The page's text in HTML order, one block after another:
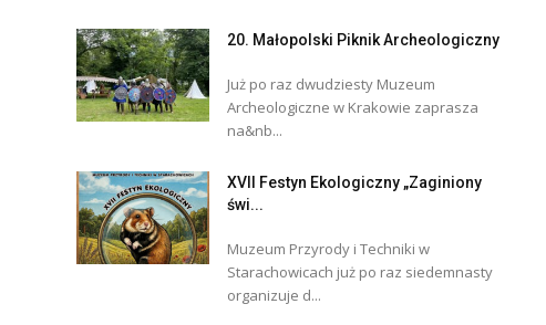
20. Małopolski Piknik Archeologiczny
Już po raz dwudziesty Muzeum
Archeologiczne w Krakowie zaprasza
na&nb...
XVII Festyn Ekologiczny „Zaginiony
świ...
Muzeum Przyrody i Techniki w
Starachowicach już po raz siedemnasty
organizuje d...